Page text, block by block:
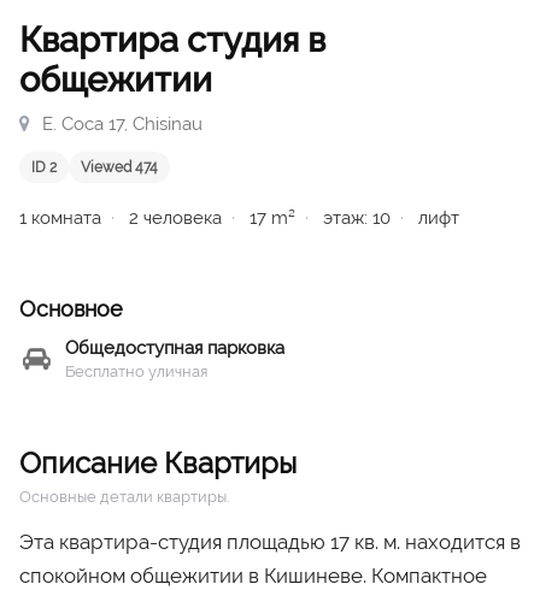
Квартира студия в
общежитии
E. Coca 17, Chisinau
ID 2 Viewed 474
1 комната 2 человека 17 m² этаж: 10 лифт
Основное
Общедоступная парковка
Бесплатно уличная
Описание Квартиры
Основные детали квартиры.
Эта квартира-студия площадью 17 кв. м. находится в
спокойном общежитии в Кишиневе. Компактное